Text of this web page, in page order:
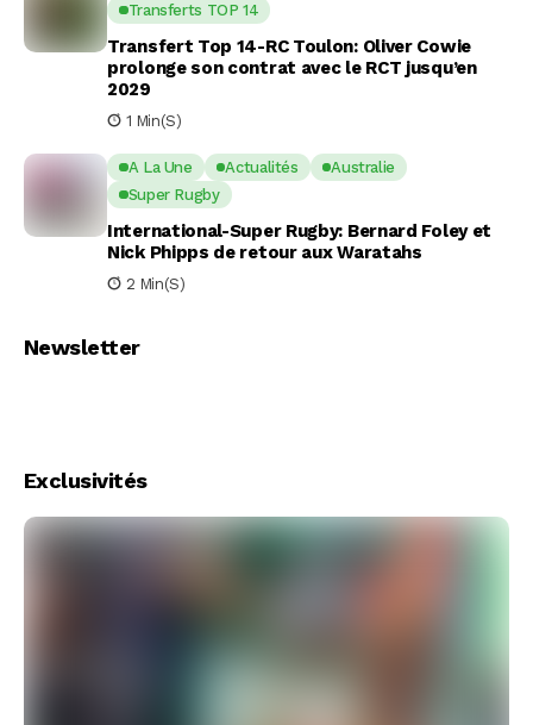
Transferts TOP 14
Transfert Top 14-RC Toulon: Oliver Cowie
prolonge son contrat avec le RCT jusqu’en
2029
1 Min(s)
A La Une Actualités
Australie
Super Rugby
International-Super Rugby: Bernard Foley et
Nick Phipps de retour aux Waratahs
2 Min(s)
Newsletter
Exclusivités